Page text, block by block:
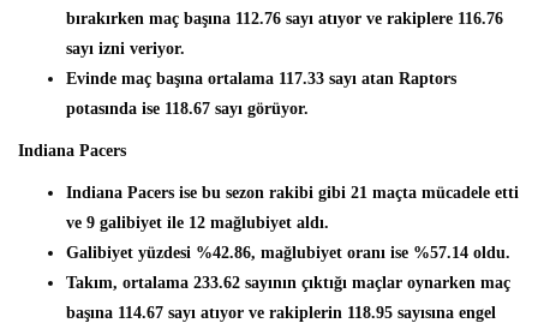
bırakırken maç başına 112.76 sayı atıyor ve rakiplere 116.76
sayı izni veriyor.
Evinde maç başına ortalama 117.33 sayı atan Raptors
potasında ise 118.67 sayı görüyor.
Indiana Pacers
Indiana Pacers ise bu sezon rakibi gibi 21 maçta mücadele etti
ve 9 galibiyet ile 12 mağlubiyet aldı.
Galibiyet yüzdesi %42.86, mağlubiyet oranı ise %57.14 oldu.
Takım, ortalama 233.62 sayının çıktığı maçlar oynarken maç
başına 114.67 sayı atıyor ve rakiplerin 118.95 sayısına engel